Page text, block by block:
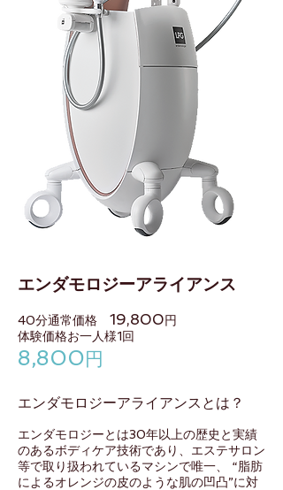
エンダモロジーアライアンス
40分通常価格 19,800円
体験価格お一人様1回
8,800円
エンダモロジーアライアンスとは？
エンダモロジーとは30年以上の歴史と実績
のあるボディケア技術であり、エステサロン
等で取り扱われているマシンで唯一、 “脂肪
によるオレンジの皮のような肌の凹凸”に対